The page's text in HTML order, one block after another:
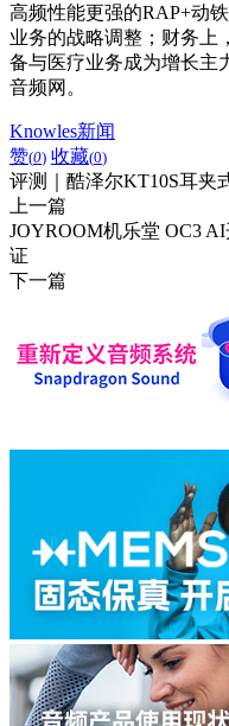
高频性能更强的RAP+动
业务的战略调整；财务上
备与医疗业务成为增长主
音频网。
Knowles新闻
赞(0) 收藏(0)
评测｜酷泽尔KT10S耳夹
上一篇
JOYROOM机乐堂 OC3
证
下一篇